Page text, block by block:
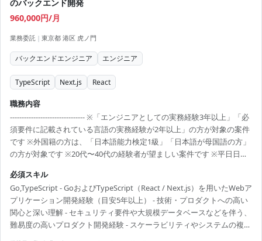
のバックエンド開発
960,000円/月
業務委託 | 東京都 港区 虎ノ門
バックエンドエンジニア エンジニア
TypeScript Next.js React
職務内容
-------------------------------- ※「エンジニアとしての実務経験3年以上」「必
須要件に記載されている言語の実務経験が2年以上」の方が対象の案件
です ※外国籍の方は、「日本語能力検定1級」「日本語が母国語の方」
の方が対象です ※20代〜40代の経験者が望ましい案件です ※平日日中
いる方は、直接ご連絡いただいた方がスムーズです ----------------------------
---- - PoCを含む複数のWeb・スマートフォンアプリにおけるバックエ
ンド開発 - 新規サービスや既存サービスにおける要件定義の実施...
必須スキル
Go,TypeScript - GoおよびTypeScript（React / Next.js）を用いたWebア
プリケーション開発経験（目安5年以上） - 技術・プロダクトへの高い
関心と深い理解 - セキュリティ要件や大規模データベースなどを伴う、
難易度の高いプロダクト開発経験 - スケーラビリティやシステムの複雑